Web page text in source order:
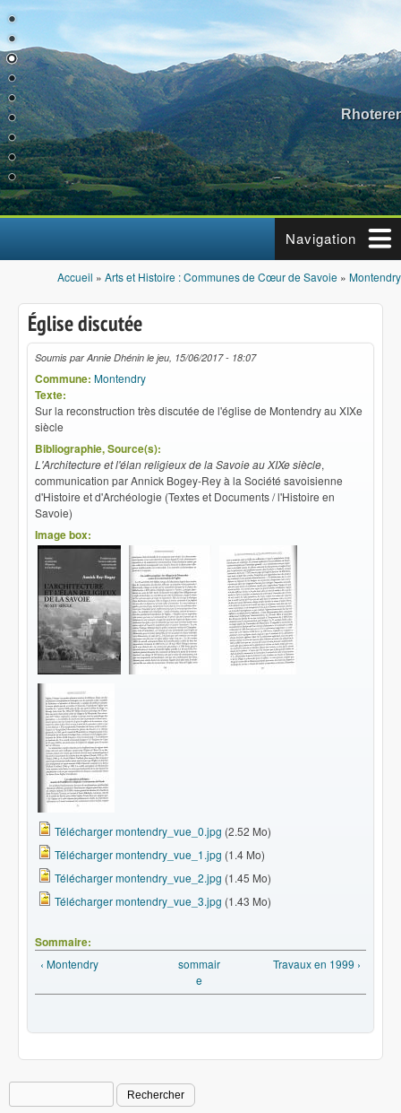
Navigation
Vous êtes ici
Accueil » Arts et Histoire : Communes de Cœur de Savoie » Montendry
Église discutée
Soumis parAnnie Dhénin le jeu, 15/06/2017 - 18:07
Commune: Montendry
Texte:
Sur la reconstruction très discutée de l'église de Montendry au XIXe
siècle
Bibliographie, Source(s):
L'Architecture et l'élan religieux de la Savoie au XIXe siècle,
communication par Annick Bogey-Rey à la Société savoisienne
d'Histoire et d'Archéologie (Textes et Documents / l'Histoire en
Savoie)
Image box:
Télécharger montendry_vue_0.jpg (2.52 Mo)
Télécharger montendry_vue_1.jpg (1.4 Mo)
Télécharger montendry_vue_2.jpg (1.45 Mo)
Télécharger montendry_vue_3.jpg (1.43 Mo)
Sommaire:
‹ Montendry
sommair
e
Travaux en 1999 ›
Formulaire de recherche